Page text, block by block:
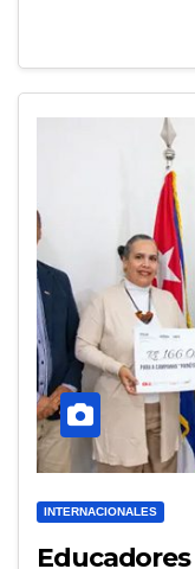
INTERNACIONALES